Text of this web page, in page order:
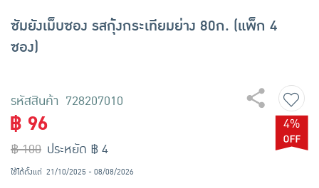
ซัมยังเม็บซอง รสกุ้งกระเทียมย่าง 80ก. (แพ็ก 4
ซอง)
รหัสสินค้า 728207010
฿ 96
฿ 100
4%
ประหยัด ฿ 4
ใช้ได้ตั้งแต่ 21/10/2025 - 08/08/2026